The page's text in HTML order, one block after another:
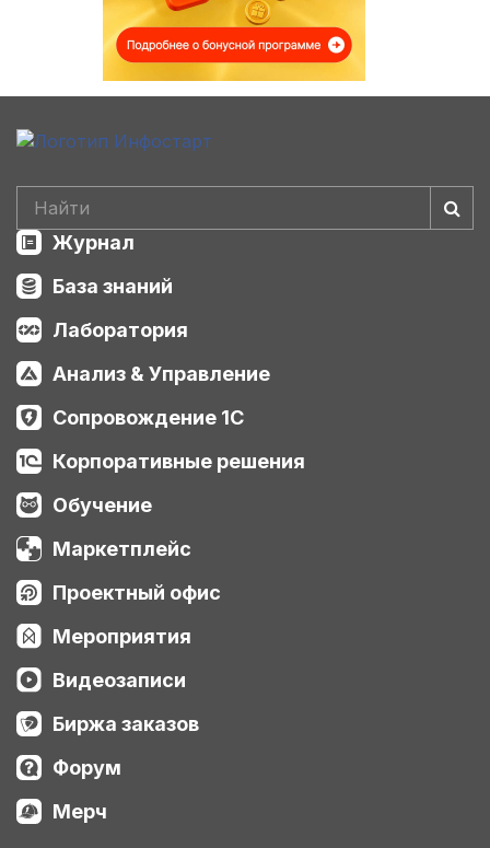
Журнал
База знаний
Лаборатория
Анализ & Управление
Сопровождение 1С
Корпоративные решения
Обучение
Маркетплейс
Проектный офис
Мероприятия
Видеозаписи
Биржа заказов
Форум
Мерч